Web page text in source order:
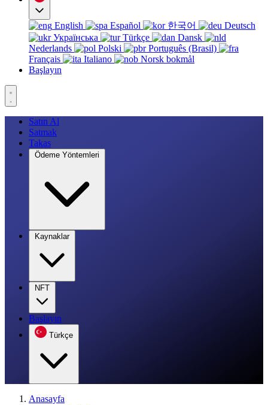
English Español 한국어
Deutsch
Українська
Türkçe
Dansk
Nederlands
Polski
Português (Brasil)
Français
Italiano
Norsk bokmål
Başlayın
Satın Al
Satmak
Takas
Ödeme Yöntemleri
Kaynaklar
NFT
Başlayın
Türkçe
Anasayfa